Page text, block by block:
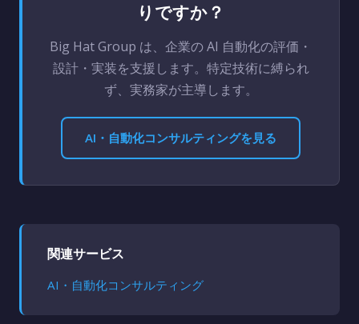
りですか？
Big Hat Group は、企業の AI 自動化の評価・
設計・実装を支援します。特定技術に縛られ
ず、実務家が主導します。
AI・自動化コンサルティングを見る
関連サービス
AI・自動化コンサルティング